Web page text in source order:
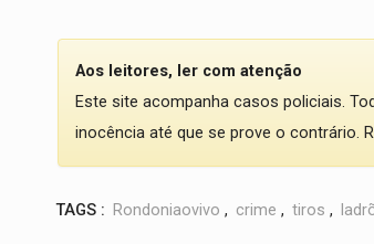
Aos leitores, ler com atenção
Este site acompanha casos policiais.
inocência até que se prove o contrário.
TAGS : Rondoniaovivo , crime , tiros ,